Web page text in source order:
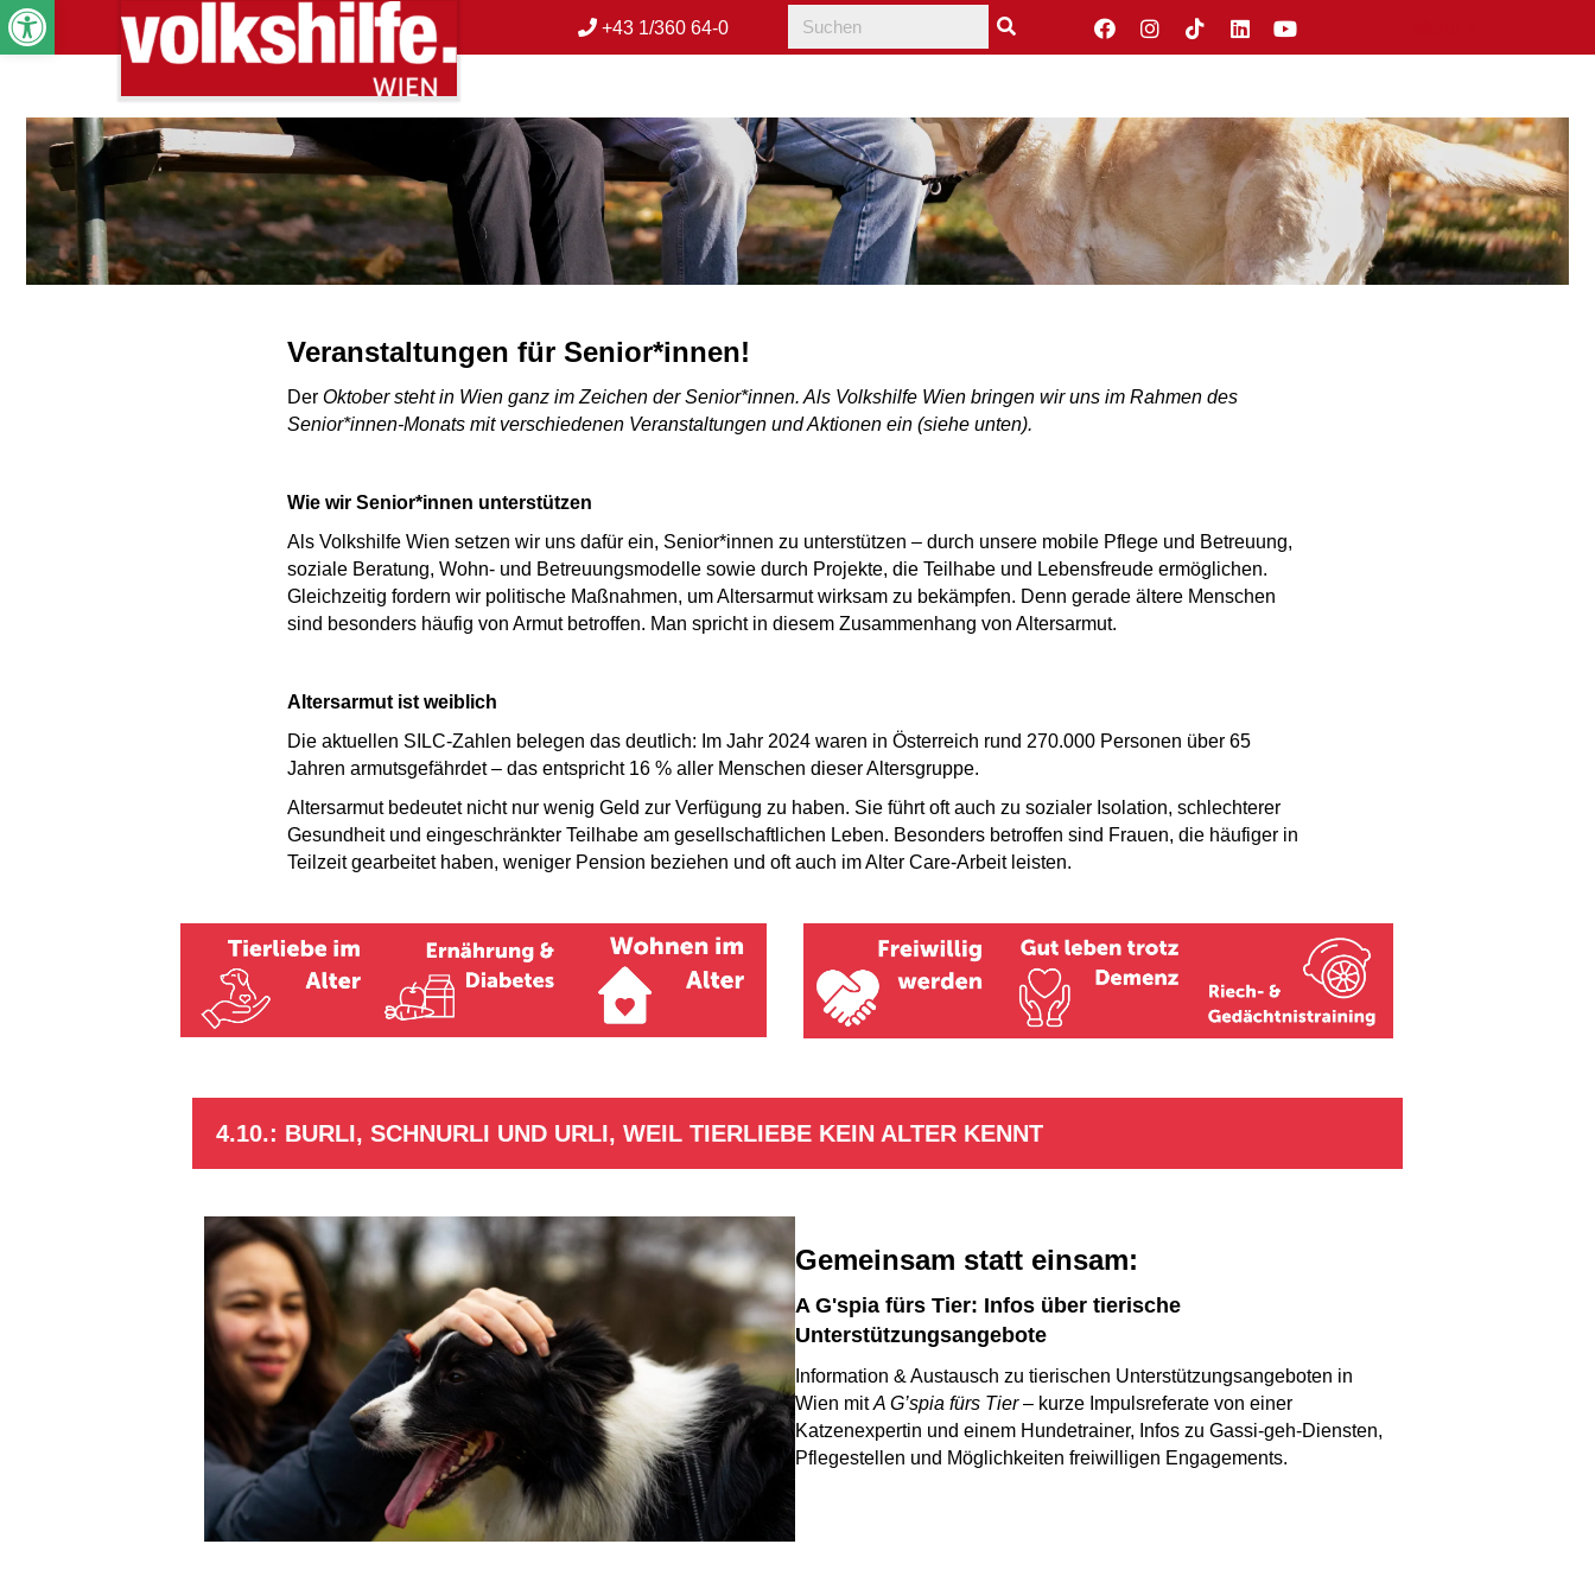
+43 1/360 64-0
Veranstaltungen für Senior*innen!
Der Oktober steht in Wien ganz im Zeichen der Senior*innen. Als Volkshilfe Wien bringen wir uns im Rahmen des
Senior*innen-Monats mit verschiedenen Veranstaltungen und Aktionen ein (siehe unten).
Wie wir Senior*innen unterstützen
Als Volkshilfe Wien setzen wir uns dafür ein, Senior*innen zu unterstützen – durch unsere mobile Pflege und Betreuung,
soziale Beratung, Wohn- und Betreuungsmodelle sowie durch Projekte, die Teilhabe und Lebensfreude ermöglichen.
Gleichzeitig fordern wir politische Maßnahmen, um Altersarmut wirksam zu bekämpfen. Denn gerade ältere Menschen
sind besonders häufig von Armut betroffen. Man spricht in diesem Zusammenhang von Altersarmut.
Altersarmut ist weiblich
Die aktuellen SILC-Zahlen belegen das deutlich: Im Jahr 2024 waren in Österreich rund 270.000 Personen über 65
Jahren armutsgefährdet – das entspricht 16 % aller Menschen dieser Altersgruppe.
Altersarmut bedeutet nicht nur wenig Geld zur Verfügung zu haben. Sie führt oft auch zu sozialer Isolation, schlechterer
Gesundheit und eingeschränkter Teilhabe am gesellschaftlichen Leben. Besonders betroffen sind Frauen, die häufiger in
Teilzeit gearbeitet haben, weniger Pension beziehen und oft auch im Alter Care-Arbeit leisten.
4.10.: BURLI, SCHNURLI UND URLI, WEIL TIERLIEBE KEIN ALTER KENNT
Gemeinsam statt einsam:
A G'spia fürs Tier: Infos über tierische
Unterstützungsangebote
Information & Austausch zu tierischen Unterstützungsangeboten in
Wien mitA G’spia fürs Tier– kurze Impulsreferate von einer
Katzenexpertin und einem Hundetrainer, Infos zu Gassi-geh-Diensten,
Pflegestellen und Möglichkeiten freiwilligen Engagements.